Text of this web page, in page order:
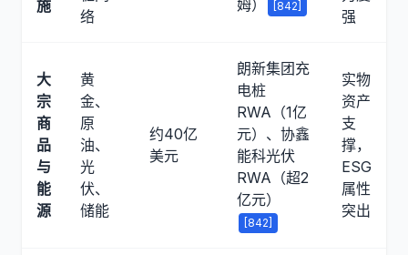
施
络
姆）
[842]
强
大
宗
商
品
与
能
源
黄
金、
原
油、
光
伏、
储能
约40亿
美元
朗新集团充
电桩
RWA（1亿
元）、协鑫
能科光伏
RWA（超2
亿元）
[842]
实物
资产
支
撑，
ESG
属性
突出